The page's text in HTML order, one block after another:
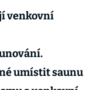
venkovní
umístit saunu